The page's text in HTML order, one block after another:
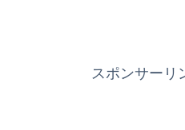
スポンサーリ